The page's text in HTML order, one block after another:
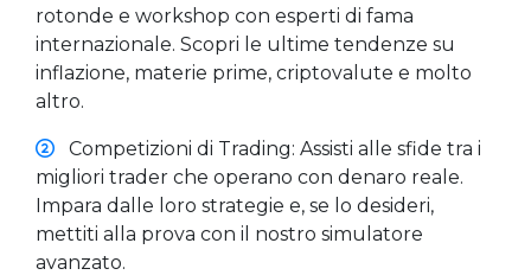
rotonde e workshop con esperti di fama
internazionale. Scopri le ultime tendenze su
inflazione, materie prime, criptovalute e molto
altro.
Competizioni di Trading: Assisti alle sfide tra i
migliori trader che operano con denaro reale.
Impara dalle loro strategie e, se lo desideri,
mettiti alla prova con il nostro simulatore
avanzato.